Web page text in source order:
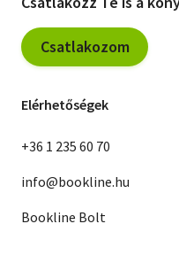
Csatlakozom
Elérhetőségek
+36 1 235 60 70
info@bookline.hu
Bookline Bolt